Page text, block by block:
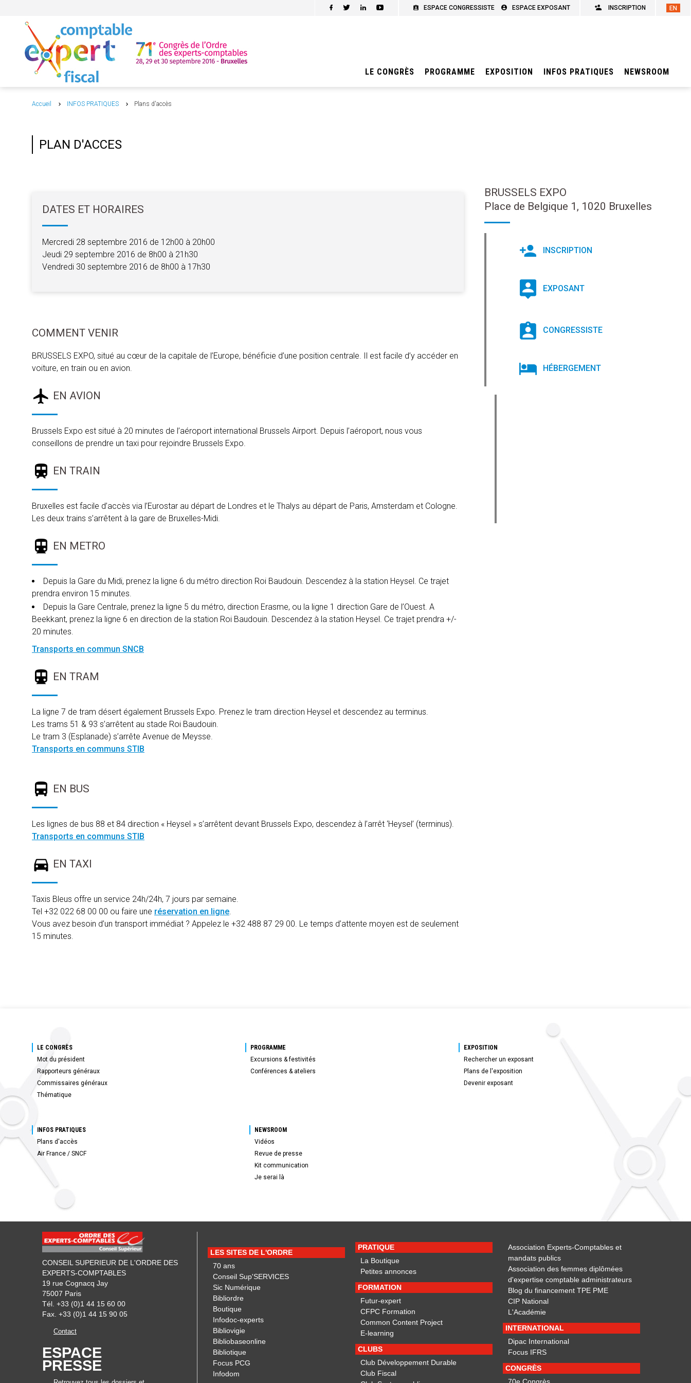
INSCRIPTION
ESPACE CONGRESSISTE ESPACE EXPOSANT
LE CONGRÈS PROGRAMME EXPOSITION INFOS PRATIQUES NEWSROOM
Accueil INFOS PRATIQUES Plans d'accès
PLAN D'ACCES
DATES ET HORAIRES
Mercredi 28 septembre 2016 de 12h00 à 20h00
Jeudi 29 septembre 2016 de 8h00 à 21h30
Vendredi 30 septembre 2016 de 8h00 à 17h30
COMMENT VENIR
BRUSSELS EXPO, situé au cœur de la capitale de l’Europe, bénéficie d’une position centrale. Il est facile d’y accéder en
voiture, en train ou en avion.
EN AVION
Brussels Expo est situé à 20 minutes de l’aéroport international Brussels Airport. Depuis l’aéroport, nous vous
conseillons de prendre un taxi pour rejoindre Brussels Expo.
EN TRAIN
Bruxelles est facile d’accès via l’Eurostar au départ de Londres et le Thalys au départ de Paris, Amsterdam et Cologne.
Les deux trains s’arrêtent à la gare de Bruxelles-Midi.
EN METRO
Depuis la Gare du Midi, prenez la ligne 6 du métro direction Roi Baudouin. Descendez à la station Heysel. Ce trajet
prendra environ 15 minutes.
Depuis la Gare Centrale, prenez la ligne 5 du métro, direction Erasme, ou la ligne 1 direction Gare de l’Ouest. A
Beekkant, prenez la ligne 6 en direction de la station Roi Baudouin. Descendez à la station Heysel. Ce trajet prendra +/-
20 minutes.
Transports en commun SNCB
EN TRAM
La ligne 7 de tram désert également Brussels Expo. Prenez le tram direction Heysel et descendez au terminus.
Les trams 51 & 93 s’arrêtent au stade Roi Baudouin.
Le tram 3 (Esplanade) s’arrête Avenue de Meysse.
Transports en communs STIB
EN BUS
Les lignes de bus 88 et 84 direction « Heysel » s’arrêtent devant Brussels Expo, descendez à l’arrêt ‘Heysel’ (terminus).
Transports en communs STIB
EN TAXI
Taxis Bleus offre un service 24h/24h, 7 jours par semaine.
Tel +32 022 68 00 00 ou faire une réservation en ligne.
Vous avez besoin d’un transport immédiat ? Appelez le +32 488 87 29 00. Le temps d’attente moyen est de seulement
15 minutes.
BRUSSELS EXPO
Place de Belgique 1, 1020 Bruxelles
INSCRIPTION
EXPOSANT
CONGRESSISTE
HÉBERGEMENT
LE CONGRÈS
Mot du président
Rapporteurs généraux
Commissaires généraux
Thématique
PROGRAMME
Excursions & festivités
Conférences & ateliers
EXPOSITION
Rechercher un exposant
Plans de l'exposition
Devenir exposant
INFOS PRATIQUES
Plans d'accès
Air France / SNCF
NEWSROOM
Vidéos
Revue de presse
Kit communication
Je serai là
CONSEIL SUPERIEUR DE L'ORDRE DES
EXPERTS-COMPTABLES
19 rue Cognacq Jay
75007 Paris
Tél. +33 (0)1 44 15 60 00
Fax. +33 (0)1 44 15 90 05
Contact
ESPACE
PRESSE
LES SITES DE L'ORDRE
70 ans
Conseil Sup'SERVICES
Sic Numérique
Bibliordre
Boutique
Infodoc-experts
Bibliovigie
Bibliobaseonline
Bibliotique
Focus PCG
Infodom
PRATIQUE
La Boutique
Petites annonces
FORMATION
Futur-expert
CFPC Formation
Common Content Project
E-learning
CLUBS
Club Développement Durable
Club Fiscal
Association Experts-Comptables et
mandats publics
Association des femmes diplômées
d'expertise comptable administrateurs
Blog du financement TPE PME
CIP National
L'Académie
INTERNATIONAL
Dipac International
Focus IFRS
CONGRÈS